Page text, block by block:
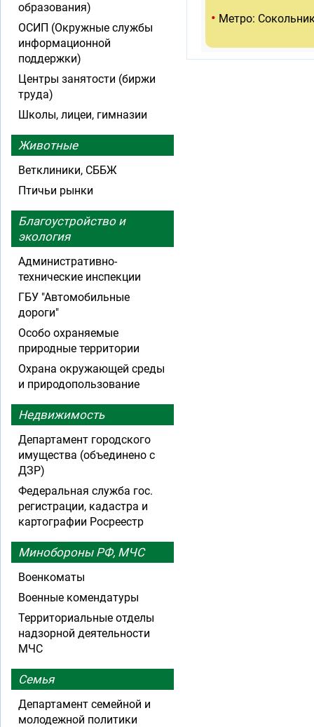
• Метро:
образования)
ОСИП (Окружные службы
информационной
поддержки)
Центры занятости (биржи
труда)
Школы, лицеи, гимназии
Животные
Ветклиники, СББЖ
Птичьи рынки
Благоустройство и
экология
Административно-
технические инспекции
ГБУ "Автомобильные
дороги"
Особо охраняемые
природные территории
Охрана окружающей среды
и природопользование
Недвижимость
Департамент городского
имущества (объединено с
ДЗР)
Федеральная служба гос.
регистрации, кадастра и
картографии Росреестр
Минобороны РФ, МЧС
Военкоматы
Военные комендатуры
Территориальные отделы
надзорной деятельности
МЧС
Семья
Департамент семейной и
молодежной политики